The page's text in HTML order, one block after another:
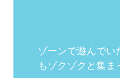
ゾーンで遊んで
もゾクゾクと集ま